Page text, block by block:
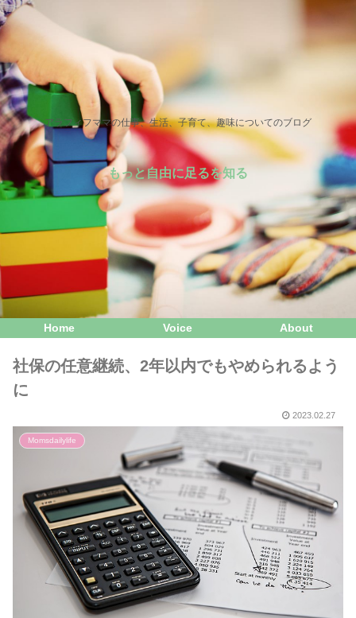
アラフィフママの仕事、生活、子育て、趣味についてのブログ
もっと自由に足るを知る
Home Voice About
社保の任意継続、2年以内でもやめられるよう
に
2023.02.27
Momsdailylife